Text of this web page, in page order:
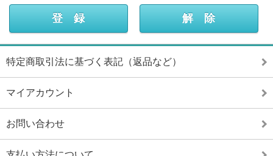
特定商取引法に基づく表記（返品など）
マイアカウント
お問い合わせ